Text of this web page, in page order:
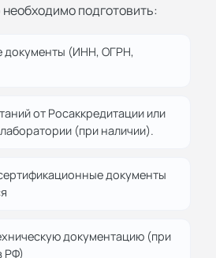
подготовить:
документы (ИНН, ОГРН,
от Росаккредитации или
(при наличии).
документы
документацию (при
РФ)